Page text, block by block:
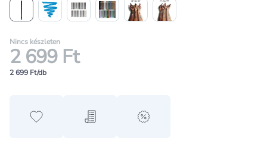
Nincs készleten
2 699 Ft
2 699 Ft/db
Hozzáadás a kedvencekhez
Hozzáadás a bevásárló listához
alert when on sale